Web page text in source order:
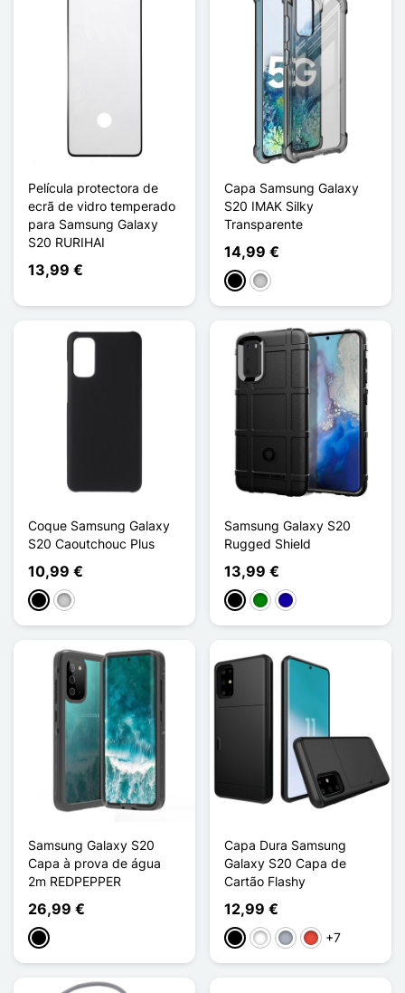
Película protectora de
ecrã de vidro temperado
para Samsung Galaxy
S20 RURIHAI
13,99 €
Capa Samsung Galaxy
S20 IMAK Silky
Transparente
14,99 €
PretoTransparente
Coque Samsung Galaxy
S20 Caoutchouc Plus
10,99 €
PretoTransparente
Samsung Galaxy S20
Rugged Shield
13,99 €
PretoVerdeAzul Escuro
Samsung Galaxy S20
Capa à prova de água
2m REDPEPPER
26,99 €
Preto
Capa Dura Samsung
Galaxy S20 Capa de
Cartão Flashy
12,99 €
PretoBrancoCinzento
Vermelho
+7